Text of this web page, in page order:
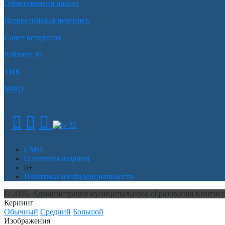
Общественная палата
Всероссийская перепись
Совет ветеранов
Рейтинг 47
ТИК
МФЦ
СМИ
О сетевом издании
6+
Политика конфиденциальности
© 2026. Администрация муниципального образования
Кернинг
Обычный Средний Большой
Изображения